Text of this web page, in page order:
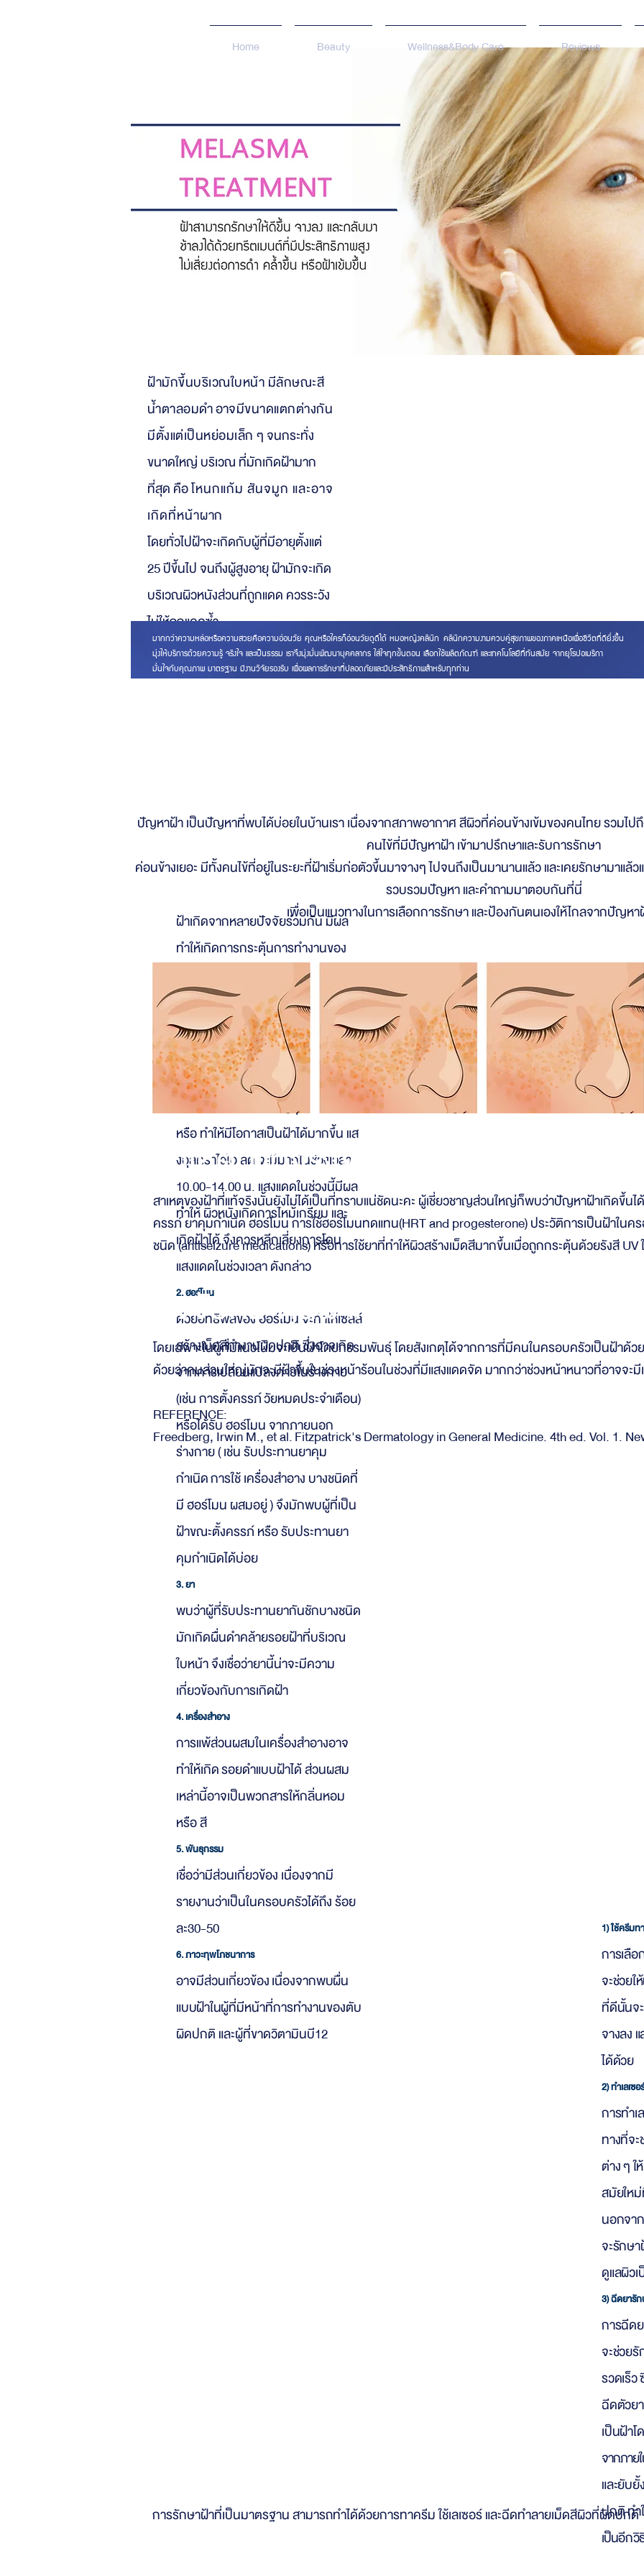
Home Beauty Wellness&Body Care Reviews
ลักษณะของ
ฝ้ามักขึ้นบริเวณใบหน้า มีลักษณะสี
น้ำตาลอมดำ อาจมีขนาดแตกต่างกัน
มีตั้งแต่เป็นหย่อมเล็กๆ จนกระทั่ง
ขนาดใหญ่ บริเวณ ที่มักเกิดฝ้ามาก
ที่สุด คือโหนกแก้ม สันจมูก และอาจ
เกิดที่หน้าผาก
โดยทั่วไปฝ้าจะเกิดกับผู้ที่มีอายุตั้งแต่
25 ปีขึ้นไป จนถึงผู้สูงอายุ ฝ้ามักจะเกิด
บริเวณผิวหนังส่วนที่ถูกแดด ควรระวัง
ไม่ให้ถูกแดดซ้ำ
มากกว่าความหล่อหรือความสวยคือความอ่อนวัย คุณหรือใครก็อ่อนวัยดูดีได้ หมอหญิงคลินิก คลินิกความงามควบคู่สุขภาพของภาคเหนือเพื่อชีวิตที่ดียิ่งขึ้น
มุ่งให้บริการด้วยความรู้ จริงใจ และเป็นธรรม เราจึงมุ่งมั่นพัฒนาบุคคลากร ใส่ใจทุกขั้นตอน เลือกใช้ผลิตภัณฑ์ และเทคโนโลยีที่ทันสมัย จากยุโรปอเมริกา
มั่นใจกับคุณภาพ มาตรฐาน มีงานวิจัยรองรับ เพื่อผลการรักษาที่ปลอดภัยและมีประสิทธิภาพสำหรับทุุกท่าน
เกิดฝ้า
ฝ้าเกิดจากหลายปัจจัยร่วมกัน มีผล
ทำให้เกิดการกระตุ้นการทำงานของ
เซลล์สร้างเม็ดสีในชั้นผิวหนัง ปัจจัย
เหล่านี้ อาจได้แก่
1. แสงแดด
เชื่อว่าเป็นปัจจัยที่สำคัญที่สุด แสง
อัลตราไวโอเลต ทั้ง เอ และ รวมทั้งแสง
visible light เป็นตัวกระตุ้นให้เกิดฝ้า
หรือ ทำให้มีโอกาสเป็นฝ้าได้มากขึ้น แส
งอุลตราไวโอเลต จะมีมากในช่วงเวลา
10.00-14.00 น. แสงแดดในช่วงนี้มีผล
ทำให้ ผิวหนังเกิดการไหม้เกรียม และ
เกิดฝ้าได้ จึงควรหลีกเลี่ยงการโดน
แสงแดดในช่วงเวลา ดังกล่าว
2. ฮอร์โมน
ด้วยอิทธิพลของ ฮอร์โมน จะทำให้เซลล์
สร้างเม็ดสีทำงานผิดปกติ ซึ่งอาจเกิด
จากการเปลี่ยนแปลงภายในร่างกาย
(เช่น การตั้งครรภ์ วัยหมดประจำเดือน)
หรือได้รับ ฮอร์โมน จากภายนอก
ร่างกาย ( เช่น รับประทานยาคุม
กำเนิด การใช้ เครื่องสำอาง บางชนิดที่
มี ฮอร์โมน ผสมอยู่ ) จึงมักพบผู้ที่เป็น
ฝ้าขณะตั้งครรภ์ หรือ รับประทานยา
คุมกำเนิดได้บ่อย
3. ยา
พบว่าผู้ที่รับประทานยากันชักบางชนิด
มักเกิดผื่นดำคล้ายรอยฝ้าที่บริเวณ
ใบหน้า จึงเชื่อว่ายานี้น่าจะมีความ
เกี่ยวข้องกับการเกิดฝ้า
4. เครื่องสำอาง
การแพ้ส่วนผสมในเครื่องสำอางอาจ
ทำให้เกิด รอยดำแบบฝ้าได้ ส่วนผสม
เหล่านี้อาจเป็นพวกสารให้กลิ่นหอม
หรือ สี
5. พันธุกรรม
เชื่อว่ามีส่วนเกี่ยวข้อง เนื่องจากมี
รายงานว่าเป็นในครอบครัวได้ถึง ร้อย
ละ30-50
6. ภาวะทุพโภชนาการ
อาจมีส่วนเกี่ยวข้อง เนื่องจากพบผื่น
แบบฝ้าในผู้ที่มีหน้าที่การทำงานของตับ
ผิดปกติและผู้ที่ขาดวิตามินบี12
1) ใช้ครีมท
การเลื
จะช่วยใ
ที่ดีนั้นจ
จางลง
ได้ด้วย
2) ทำเลเซ
การทำเ
ทางที่จ
ต่าง ๆ ใ
สมัยให
นอกจาก
จะรักษ
ดูแลผิว
3) ฉีดยารั
การฉีด
จะช่วยรั
รวดเร็
ฉีดตัวย
เป็นฝ้า
จากภาย
และยับ
ปกติ ทำ
เป็นอีกวิ
ปัญหาฝ้า เป็นปัญหาที่พบได้บ่อยในบ้านเรา เนื่องจากสภาพอากาศ สีผิวที่ค่อนข้างเข้มของคนไทย รวม
คนไข้ที่มีปัญหาฝ้า เข้ามาปรึกษาและรับการรักษา
ค่อนข้างเยอะ มีทั้งคนไข้ที่อยู่ในระยะที่ฝ้าเริ่มก่อตัวขึ้นมาจางๆ ไปจนถึงเป็นมานานแล้ว และเคยรักษามาแล้
รวบรวมปัญหา และคำถามมาตอบกันที่นี่
เพื่อเป็นแนวทางในการเลือกการรักษา และป้องกันตนเองให้ไกลจากปัญห
การรักษาฝ้าที่เป็นมาตรฐาน สามารถทำได้ด้วยการทาครีม ใช้เลเซอร์ และฉีดทำลายเม็ดสีผิวที่ผิดปกติ
สาเหตุที่แท้จริงของการเกิด ‘ฝ้า’
สาเหตุของฝ้าที่แท้จริงนั้นยังไม่ได้เป็นที่ทราบแน่ชัดนะคะ ผู้เชี่ยวชาญส่วนใหญ่ก็พบว่าปัญหาฝ้าเกิดขึ้นไ
ครรภ์ ยาคุมกำเนิด ฮอร์โมน การใช้ฮอร์โมนทดแทน(HRT and progesterone) ประวัติการเป็นฝ้าในค
ชนิด (antiseizure medications) หรือการใช้ยาที่ทำให้ผิวสร้างเม็ดสีมากขึ้นเมื่อถูกกระตุ้นด้วยรังสี UV
ปัจจัยกระตุ้นฝ้าที่สำคัญที่สุด ก็คือ ‘แสง
โดยเฉพาะในผู้ที่มีแนวโน้มจะเป็นฝ้าโดยกรรมพันธุ์ โดยสังเกตุได้จากการที่มีคนในครอบครัวเป็นฝ้า
ด้วยว่าคนส่วนใหญ่มักจะมีฝ้าขึ้นในช่วงหน้าร้อนในช่วงที่มีแสงแดดจัด มากกว่าช่วงหน้าหนาวที่อาจจะ
REFERENCE:
Freedberg, Irwin M., et al. Fitzpatrick's Dermatology in General Medicine. 4th ed. Vol. 1.